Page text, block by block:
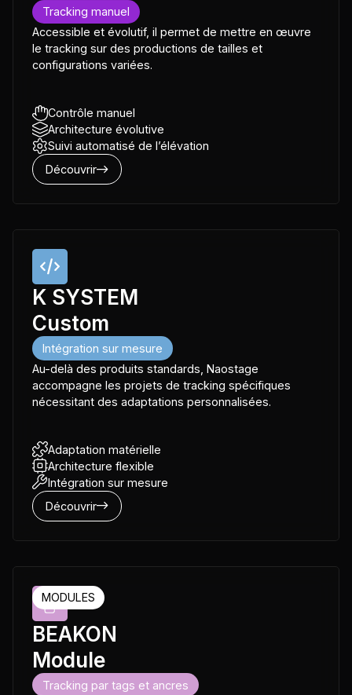
Tracking manuel
Accessible et évolutif, il permet de mettre en œuvre
le tracking sur des productions de tailles et
configurations variées.
Contrôle manuel
Architecture évolutive
Suivi automatisé de l’élévation
Découvrir
K SYSTEM
Custom
Intégration sur mesure
Au-delà des produits standards, Naostage
accompagne les projets de tracking spécifiques
nécessitant des adaptations personnalisées.
Adaptation matérielle
Architecture flexible
Intégration sur mesure
Découvrir
BEAKON
Module
Tracking par tags et ancres
MODULES